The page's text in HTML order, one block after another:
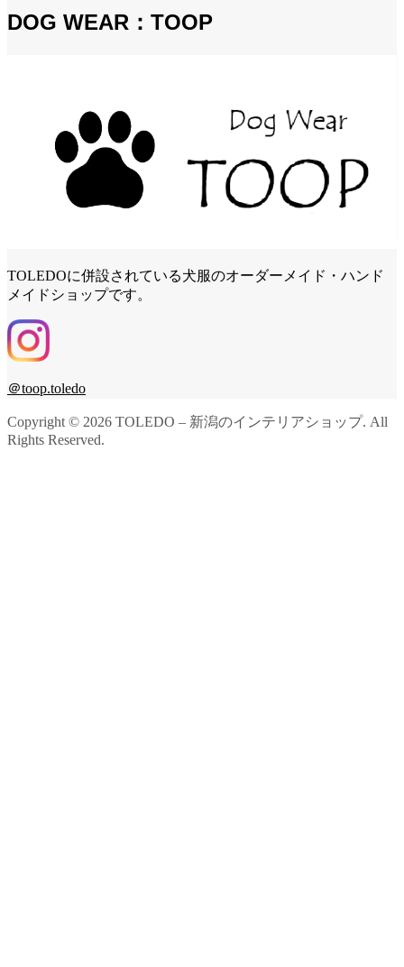
DOG WEAR：TOOP
TOLEDOに併設されている犬服のオーダーメイド・ハンド
メイドショップです。
＠toop.toledo
Copyright © 2026 TOLEDO – 新潟のインテリアショップ. All
Rights Reserved.